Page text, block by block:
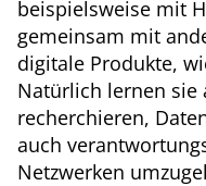
beispielsweise mit
gemeinsam mit
digitale Produkte,
Natürlich lernen sie
recherchieren,
auch
Netzwerken